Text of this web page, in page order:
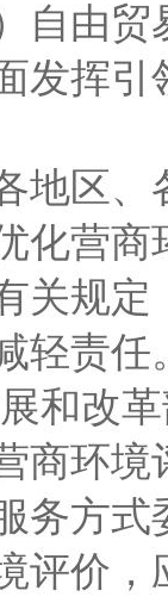
由贸
发挥
区、
化营
关规
轻责任
改革
商环
务方
价，